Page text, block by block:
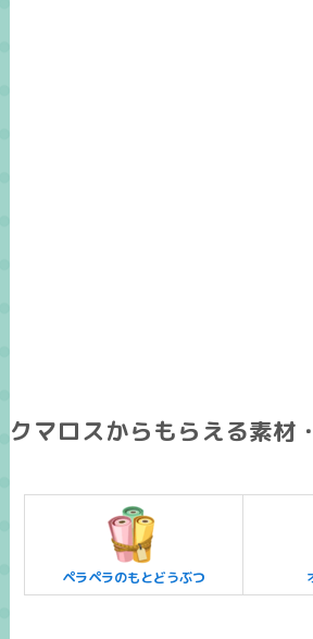
クマロスからもらえる素材
ペラペラのもとどうぶつ